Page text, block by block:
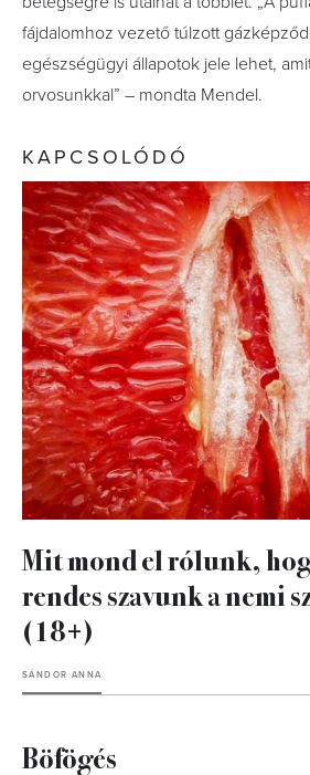
fájdalomhoz vezető túlzott
egészségügyi állapotok jele lehet,
orvosunkkal” – mondta Mendel.
KAPCSOLÓDÓ
Mit mond el rólunk,
rendes szavunk a nemi
(18+)
SÁNDOR ANNA
Böfögés